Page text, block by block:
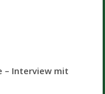
– Interview mit